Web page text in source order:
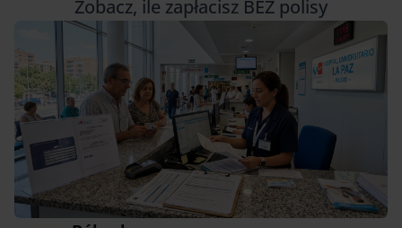
Zobacz, ile zapłacisz BEZ polisy